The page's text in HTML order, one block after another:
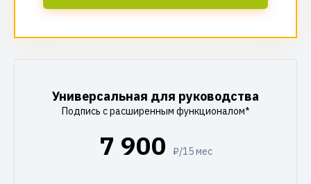
Универсальная для руководства
Подпись с расширенным функционалом*
7 900 ₽/15 мес